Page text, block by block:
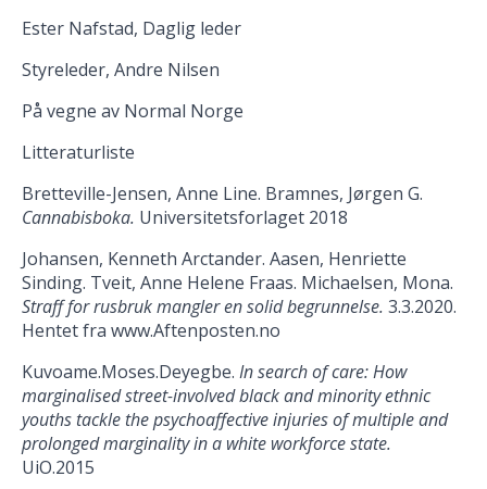
Ester Nafstad, Daglig leder
Styreleder, Andre Nilsen
På vegne av Normal Norge
Litteraturliste
Bretteville-Jensen, Anne Line. Bramnes, Jørgen G.
Cannabisboka. Universitetsforlaget 2018
Johansen, Kenneth Arctander. Aasen, Henriette
Sinding. Tveit, Anne Helene Fraas. Michaelsen, Mona.
Straff for rusbruk mangler en solid begrunnelse. 3.3.2020.
Hentet fra www.Aftenposten.no
Kuvoame.Moses.Deyegbe. In search of care: How
marginalised street-involved black and minority ethnic
youths tackle the psychoaffective injuries of multiple and
prolonged marginality in a white workforce state.
UiO.2015